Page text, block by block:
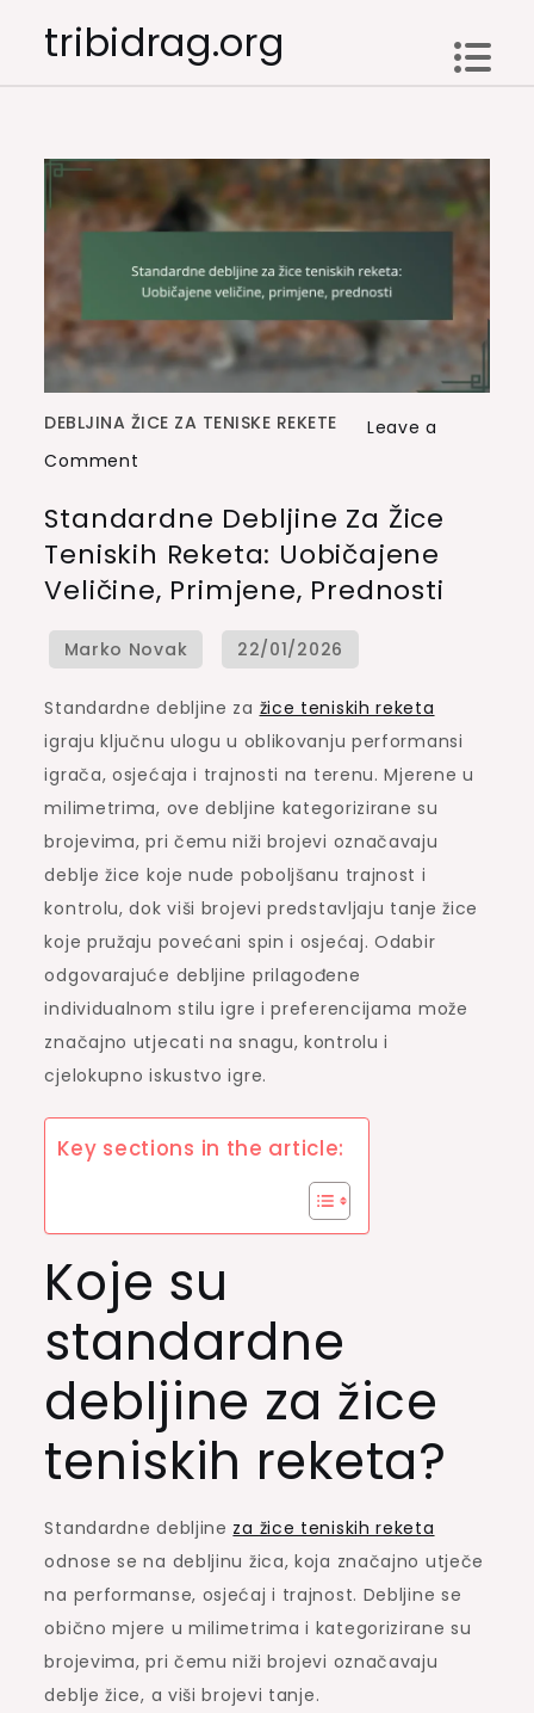
tribidrag.org
DEBLJINA ŽICE ZA TENISKE REKETE
Leave a
Comment
debljine
za
žice
teniskih
reketa:
veličine,
primjene,
prednosti
Standardne Debljine Za Žice
Teniskih Reketa: Uobičajene
Veličine, Primjene, Prednosti
Standardne debljine za žice teniskih reketa
igraju ključnu ulogu u oblikovanju performansi
igrača, osjećaja i trajnosti na terenu. Mjerene u
milimetrima, ove debljine kategorizirane su
brojevima, pri čemu niži brojevi označavaju
deblje žice koje nude poboljšanu trajnost i
kontrolu, dok viši brojevi predstavljaju tanje žice
koje pružaju povećani spin i osjećaj. Odabir
odgovarajuće debljine prilagođene
individualnom stilu igre i preferencijama može
značajno utjecati na snagu, kontrolu i
cjelokupno iskustvo igre.
Key sections in the article:
Koje su
standardne
debljine za žice
teniskih reketa?
Standardne debljine za žice teniskih reketa
odnose se na debljinu žica, koja značajno utječe
na performanse, osjećaj i trajnost. Debljine se
obično mjere u milimetrima i kategorizirane su
brojevima, pri čemu niži brojevi označavaju
deblje žice, a viši brojevi tanje.